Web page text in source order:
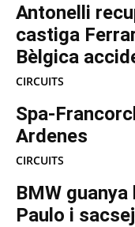
Antonelli
castiga
Bèlgica
CIRCUITS
Spa-
Ardenes
CIRCUITS
BMW
Paulo i